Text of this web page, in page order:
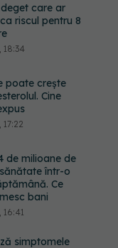
care ar
riscul pentru 8
18:34
poate crește
Cine
de milioane de
într-o
Ce
bani
simptomele